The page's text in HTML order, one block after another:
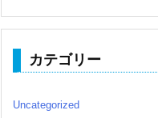
カテゴリー
Uncategorized